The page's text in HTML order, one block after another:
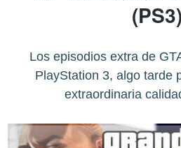
(PS3)
Los episodios extra de
PlayStation 3, algo tarde
extraordinaria